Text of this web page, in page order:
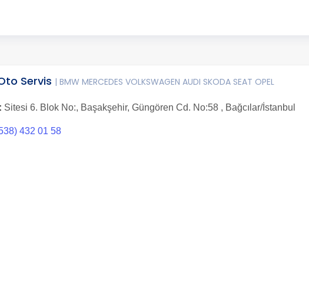
Servis | BMW MERCEDES VOLKSWAGEN AUDI SKODA SEAT OPEL
Sitesi 6. Blok No:, Başakşehir, Güngören Cd. No:58 , Bağcılar/İstanbul
432 01 58